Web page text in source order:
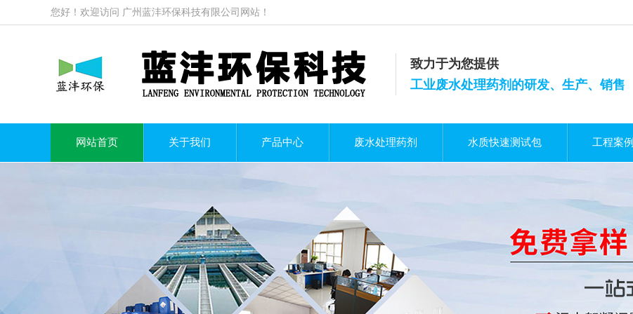
您好！欢迎访问 广州蓝沣环保科技有限公司 网站！
致力于为您提供
工业废水处理药剂的研发、生产、销售
网站首页 关于我们 产品中心 废水处理药剂 水质快速测试包 工程案例